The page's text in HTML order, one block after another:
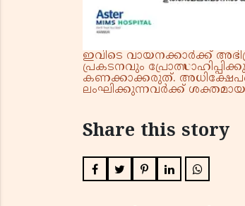
ഇവിടെ വായനക്കാർക്ക്
പ്രകടനവും
കണക്കാക്കരുത്.
ലംഘിക്കുന്നവർക്ക് ശക്തമായ
Share this story